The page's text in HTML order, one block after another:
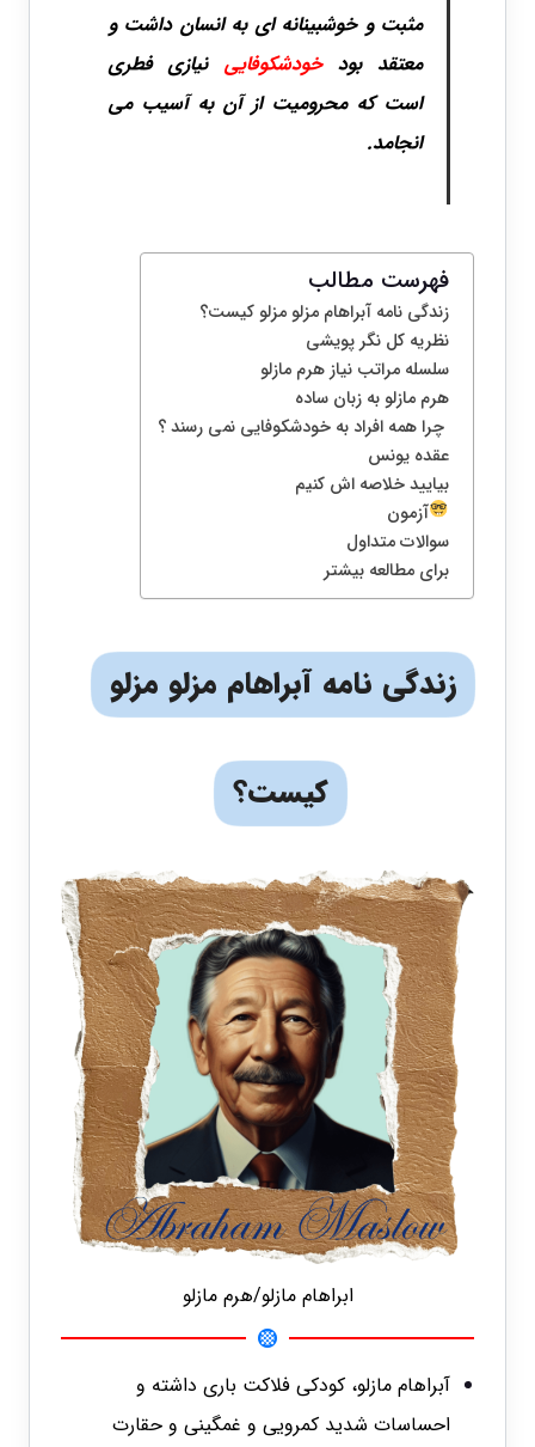
مثبت و خوشبینانه ای به انسان داشت و
معتقد بودخودشکوفایی نیازی فطری
است که محرومیت از آن به آسیب می
انجامد.
فهرست مطالب
زندگی نامه آبراهام مزلو مزلو کیست؟
نظریه کل نگر پویشی
سلسله مراتب نیاز هرم مازلو
هرم مازلو به زبان ساده
چرا همه افراد به خودشکوفایی نمی رسند ؟
عقده یونس
بیایید خلاصه اش کنیم
آزمون
سوالات متداول
برای مطالعه بیشتر
زندگی نامه آبراهام مزلو مزلو
کیست؟
ابراهام مازلو/هرم مازلو
آبراهام مازلو، کودکی فلاکت باری داشته و
احساسات شدید کمرویی و غمگینی و حقارت